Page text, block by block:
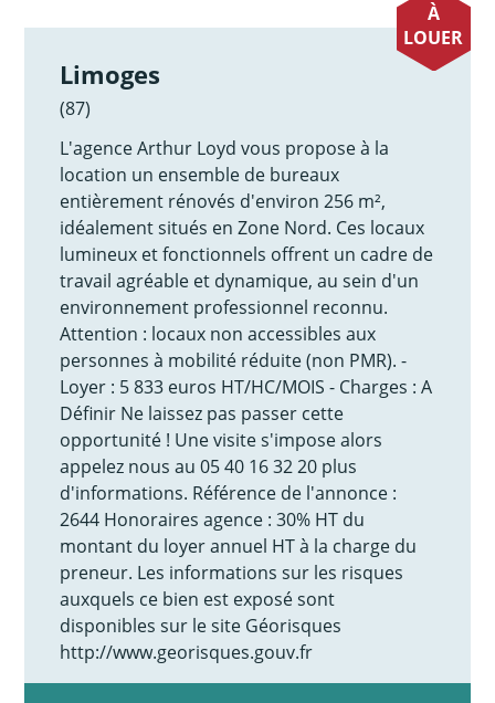
À
LOUER
Limoges
(87)
L'agence Arthur Loyd vous propose à la
location un ensemble de bureaux
entièrement rénovés d'environ 256 m²,
idéalement situés en Zone Nord. Ces locaux
lumineux et fonctionnels offrent un cadre de
travail agréable et dynamique, au sein d'un
environnement professionnel reconnu.
Attention : locaux non accessibles aux
personnes à mobilité réduite (non PMR). -
Loyer : 5 833 euros HT/HC/MOIS - Charges : A
Définir Ne laissez pas passer cette
opportunité ! Une visite s'impose alors
appelez nous au 05 40 16 32 20 plus
d'informations. Référence de l'annonce :
2644 Honoraires agence : 30% HT du
montant du loyer annuel HT à la charge du
preneur. Les informations sur les risques
auxquels ce bien est exposé sont
disponibles sur le site Géorisques
http://www.georisques.gouv.fr